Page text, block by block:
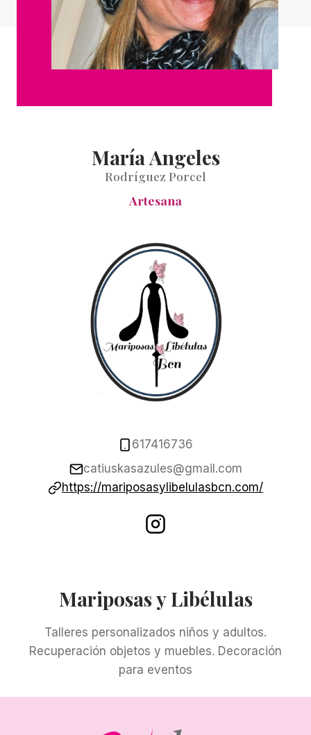
María Angeles
Rodríguez Porcel
Artesana
617416736
catiuskasazules@gmail.com
https://mariposasylibelulasbcn.com/
Mariposas y Libélulas
Talleres personalizados niños y adultos.
Recuperación objetos y muebles. Decoración
para eventos